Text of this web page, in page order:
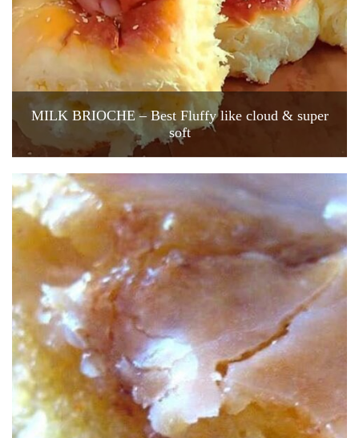
MILK BRIOCHE – Best Fluffy like cloud & super
soft